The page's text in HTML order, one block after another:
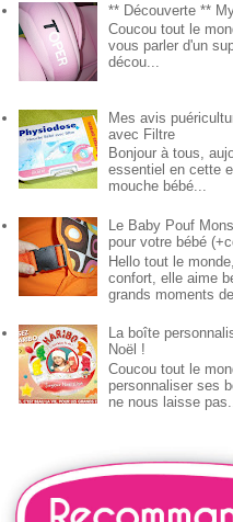
** Découverte **
Coucou tout le
vous parler d'un
décou...
Mes avis
avec Filtre
Bonjour à tous,
essentiel en cette
mouche bébé...
Le Baby Pouf
pour votre bébé
Hello tout le
confort, elle aime
grands moments
La boîte
Noël !
Coucou tout le
personnaliser ses
ne nous laisse pas...